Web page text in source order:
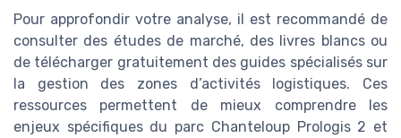
Pour approfondir votre analyse, il est recommandé de
consulter des études de marché, des livres blancs ou
de télécharger gratuitement des guides spécialisés sur
la gestion des zones d’activités logistiques. Ces
ressources permettent de mieux comprendre les
enjeux spécifiques du parc Chanteloup Prologis 2 et